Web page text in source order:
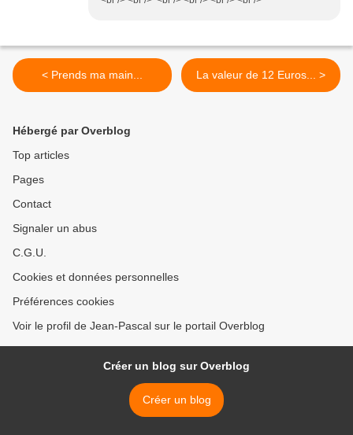
< Prends ma main... La valeur de 12 Euros... >
Hébergé par Overblog
Top articles
Pages
Contact
Signaler un abus
C.G.U.
Cookies et données personnelles
Préférences cookies
Voir le profil de Jean-Pascal sur le portail Overblog
Créer un blog sur Overblog
Créer un blog